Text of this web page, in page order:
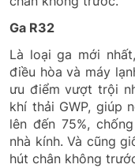
Ga R32
Là loại ga mới
điều hòa và máy
ưu điểm vượt trội
khí thải GWP, giúp
lên đến 75%,
nhà kính. Và cũng
hút chân không